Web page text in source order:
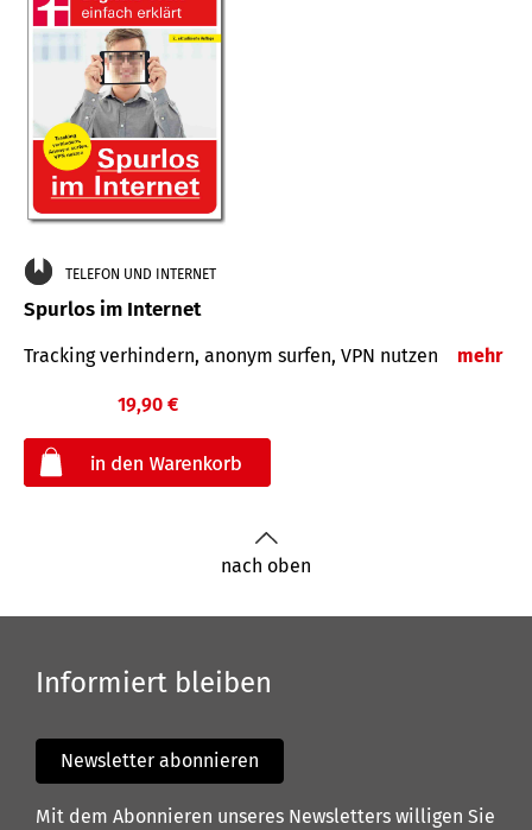
TELEFON UND INTERNET
Spurlos im Internet
Tracking verhindern, anonym surfen, VPN nutzen mehr
19,90 €
nach oben
Informiert bleiben
Newsletter abonnieren
Mit dem Abonnieren unseres Newsletters willigen Sie